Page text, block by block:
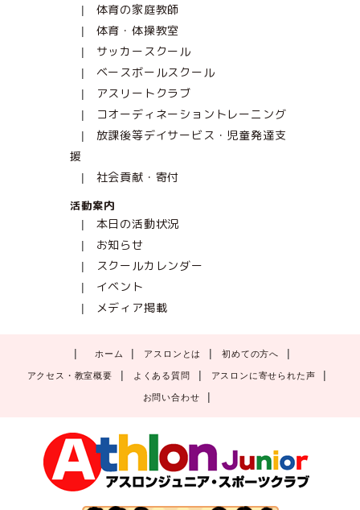
体育の家庭教師
体育・体操教室
サッカースクール
ベースボールスクール
アスリートクラブ
コオーディネーショントレーニング
放課後等デイサービス・児童発達支
援
社会貢献・寄付
活動案内
本日の活動状況
お知らせ
スクールカレンダー
イベント
メディア掲載
ホーム アスロンとは 初めての方へ
アクセス・教室概要 よくある質問 アスロンに寄せられた声
お問い合わせ